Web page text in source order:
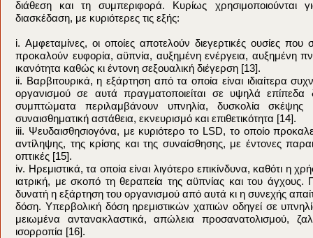
διάθεση και τη συμπεριφορά. Κυρίως χρησιμοποιούνται
διασκέδαση, με κυριότερες τις εξής:
i. Αμφεταμίνες, οι οποίες αποτελούν διεγερτικές ουσίες που
προκαλούν ευφορία, αϋπνία, αυξημένη ενέργεια, αυξημένη
ικανότητα καθώς κι έντονη σεξουαλική διέγερση [13].
ii. Βαρβιτουρικά, η εξάρτηση από τα οποία είναι ιδιαίτερα
οργανισμού σε αυτά πραγματοποιείται σε υψηλά επίπεδα
συμπτώματα περιλαμβάνουν υπνηλία, δυσκολία σκέψης
συναισθηματική αστάθεια, εκνευρισμό και επιθετικότητα [14].
iii. Ψευδαισθησιογόνα, με κυριότερο το LSD, το οποίο
αντίληψης, της κρίσης και της συναίσθησης, με έντονες
οπτικές [15].
iv. Ηρεμιστικά, τα οποία είναι λιγότερο επικίνδυνα, καθότι η
ιατρική, με σκοπό τη θεραπεία της αϋπνίας και του άγχους.
δυνατή η εξάρτηση του οργανισμού από αυτά κι η συνεχής
δόση. Υπερβολική δόση ηρεμιστικών χαπιών οδηγεί σε
μειωμένα αντανακλαστικά, απώλεια προσανατολισμού,
ισορροπία [16].